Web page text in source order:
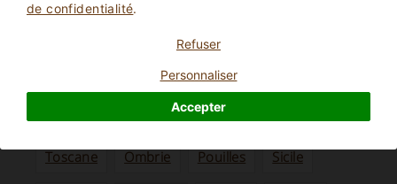
de confidentialité.
Refuser
Personnaliser
Accepter
Homepage Maisons de charme
Notre sélection de Ferme, Relais et charme Villas en
Choisissez votre région
Toscane Ombrie Pouilles Sicile